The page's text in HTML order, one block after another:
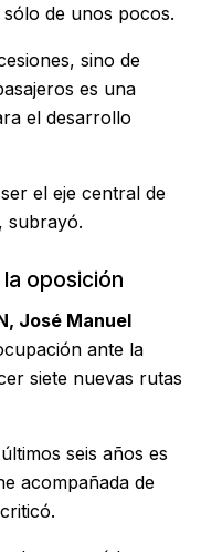
de unos pocos.
sino de
es una
el desarrollo
el eje central de
subrayó.
oposición
José Manuel
ante la
siete nuevas rutas
seis años es
acompañada de